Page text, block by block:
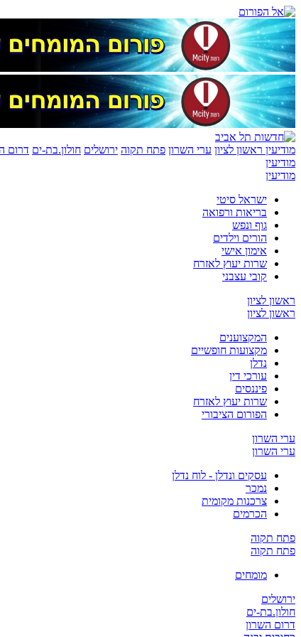
מודיעין ראשון לציון ערי השרון פתח תקוה ירושלים חולון.בת-ים דרום
מודיעין
מודיעין
ישראל סיטי
בריאות ורפואה
גוף ונפש
הורים וילדים
אימון אישי
שרות יעוץ לאזרח
קובי עצבני
ראשון לציון
ראשון לציון
המקצוענים
מקצועות חופשיים
נדלן
עורכי דין
פיננסים
שרות יעוץ לאזרח
הפורום הציבורי
ערי השרון
ערי השרון
עסקים ונדלן - לוח נדלן
נמכר
צרכנות מקומית
הכרמים
פתח תקוה
פתח תקוה
מומחים
ירושלים
חולון.בת-ים
דרום השרון